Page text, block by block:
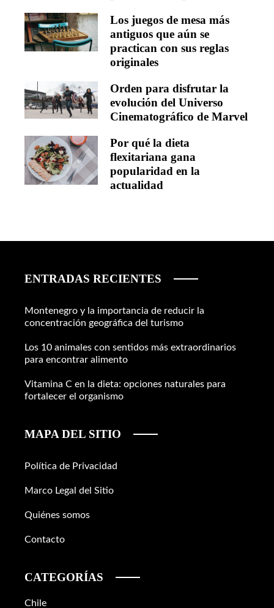
Los juegos de mesa más
antiguos que aún se
practican con sus reglas
originales
Orden para disfrutar la
evolución del Universo
Cinematográfico de Marvel
Por qué la dieta
flexitariana gana
popularidad en la
actualidad
ENTRADAS RECIENTES
Montenegro y la importancia de reducir la
concentración geográfica del turismo
Los 10 animales con sentidos más extraordinarios
para encontrar alimento
Vitamina C en la dieta: opciones naturales para
fortalecer el organismo
MAPA DEL SITIO
Política de Privacidad
Marco Legal del Sitio
Quiénes somos
Contacto
CATEGORÍAS
Chile